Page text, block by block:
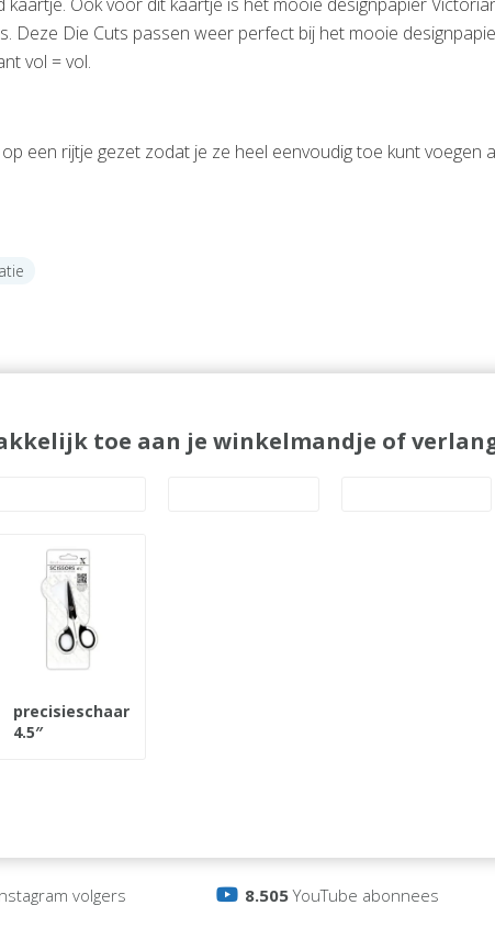
Deze Die Cuts passen weer perfect bij het mooie
vol = vol.
een rijtje gezet zodat je ze heel eenvoudig toe kunt voegen
toe aan je winkelmandje of
precisieschaar
4.5″
volgers 8.505YouTube abonnees